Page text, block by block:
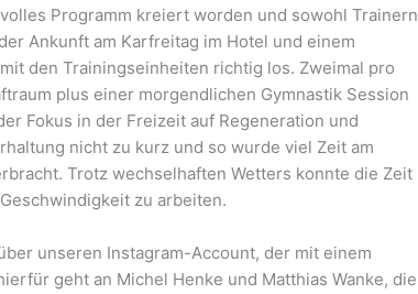
Programm kreiert worden und sowohl Trainern
Ankunft am Karfreitag im Hotel und einem
den Trainingseinheiten richtig los. Zweimal pro
plus einer morgendlichen Gymnastik Session
Fokus in der Freizeit auf Regeneration und
nicht zu kurz und so wurde viel Zeit am
Trotz wechselhaften Wetters konnte die Zeit
zu arbeiten.
unseren Instagram-Account, der mit einem
geht an Michel Henke und Matthias Wanke, die